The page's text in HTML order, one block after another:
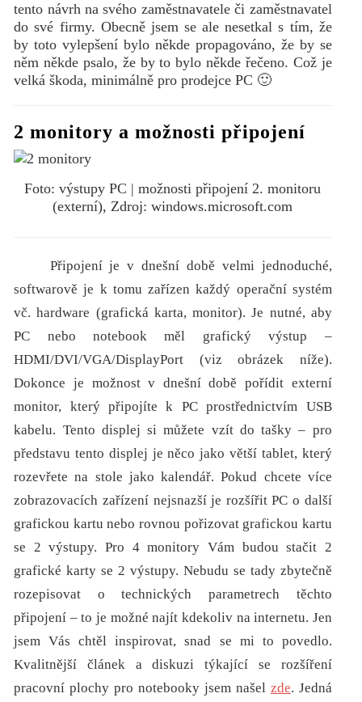
tento návrh na svého zaměstnavatele či zaměstnavatel
do své firmy. Obecně jsem se ale nesetkal s tím, že
by toto vylepšení bylo někde propagováno, že by se
něm někde psalo, že by to bylo někde řečeno. Což je
velká škoda, minimálně pro prodejce PC 🙂
2 monitory a možnosti připojení
Foto: výstupy PC | možnosti připojení 2. monitoru
(externí), Zdroj: windows.microsoft.com
Připojení je v dnešní době velmi jednoduché,
softwarově je k tomu zařízen každý operační systém
vč. hardware (grafická karta, monitor). Je nutné, aby
PC nebo notebook měl grafický výstup –
HDMI/DVI/VGA/DisplayPort (viz obrázek níže).
Dokonce je možnost v dnešní době pořídit externí
monitor, který připojíte k PC prostřednictvím USB
kabelu. Tento displej si můžete vzít do tašky – pro
představu tento displej je něco jako větší tablet, který
rozevřete na stole jako kalendář. Pokud chcete více
zobrazovacích zařízení nejsnazší je rozšířit PC o další
grafickou kartu nebo rovnou pořizovat grafickou kartu
se 2 výstupy. Pro 4 monitory Vám budou stačit 2
grafické karty se 2 výstupy. Nebudu se tady zbytečně
rozepisovat o technických parametrech těchto
připojení – to je možné najít kdekoliv na internetu. Jen
jsem Vás chtěl inspirovat, snad se mi to povedlo.
Kvalitnější článek a diskuzi týkající se rozšíření
pracovní plochy pro notebooky jsem našel zde. Jedná